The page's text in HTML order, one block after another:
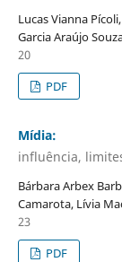
Lucas Vianna
Garcia Araújo
20
PDF
Mídia:
influência,
Bárbara Arbex
Camarota, Lívia
23
PDF